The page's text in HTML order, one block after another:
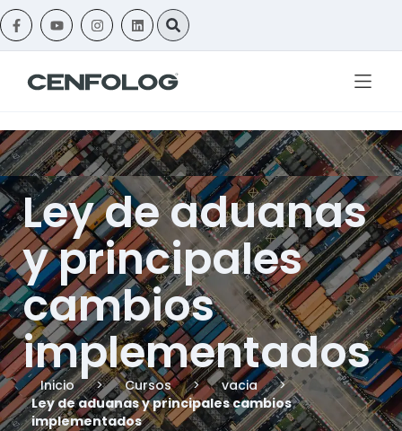
Ley de aduanas
y principales
cambios
implementados
Inicio > Cursos > vacia
>
Ley de aduanas y principales cambios
implementados